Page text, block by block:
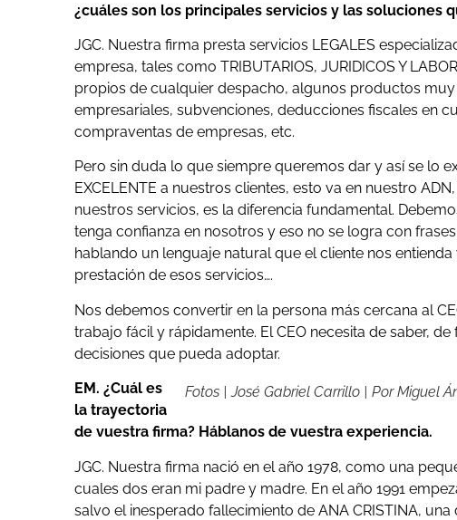
¿cuáles son los principales servicios y las soluciones
JGC. Nuestra firma presta servicios LEGALES
empresa, tales como TRIBUTARIOS, JURIDICOS Y
propios de cualquier despacho, algunos productos
empresariales, subvenciones, deducciones fiscales en
compraventas de empresas, etc.
Pero sin duda lo que siempre queremos dar y así se lo
EXCELENTE a nuestros clientes, esto va en nuestro
nuestros servicios, es la diferencia fundamental.
tenga confianza en nosotros y eso no se logra con
hablando un lenguaje natural que el cliente nos
prestación de esos servicios….
Nos debemos convertir en la persona más cercana al
trabajo fácil y rápidamente. El CEO necesita de saber,
decisiones que pueda adoptar.
Fotos | José Gabriel Carrillo | Por Miguel
EM. ¿Cuál es
la trayectoria
de vuestra firma? Háblanos de vuestra experiencia.
JGC. Nuestra firma nació en el año 1978, como una
cuales dos eran mi padre y madre. En el año 1991
salvo el inesperado fallecimiento de ANA CRISTINA,